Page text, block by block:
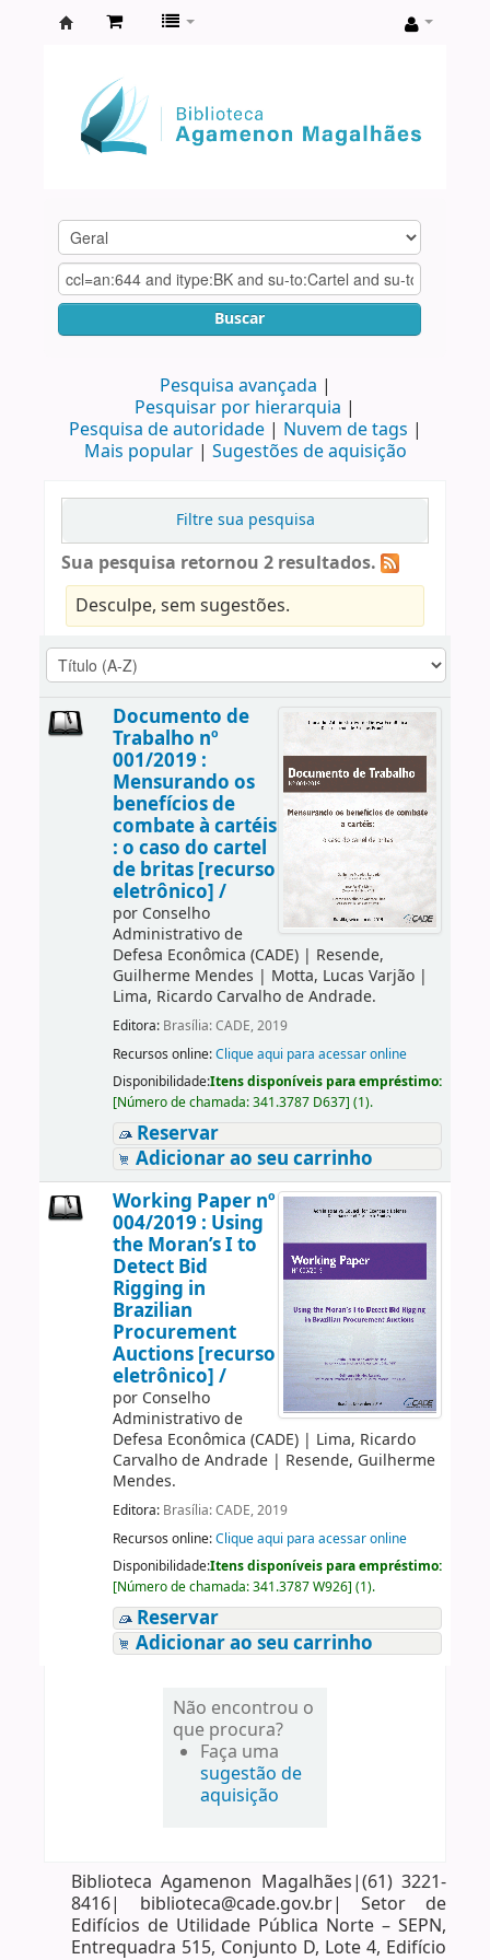
Agamenon
Magalhães
Buscar
Pesquisa avançada
Pesquisar por hierarquia
Pesquisa de autoridade
Nuvem de tags
Mais popular
Sugestões de aquisição
Filtre sua pesquisa
Sua pesquisa retornou 2 resultados.
Desculpe, sem sugestões.
Documento de
Trabalho nº
001/2019 :
Mensurando os
benefícios de
combate à cartéis
: o caso do cartel
de britas [recurso
eletrônico] /
por Conselho
Administrativo de
Defesa Econômica (CADE)| Resende,
Guilherme Mendes | Motta, Lucas Varjão|
Lima, Ricardo Carvalho de Andrade.
Editora: Brasília: CADE, 2019
Recursos online:Clique aqui para acessar online
Disponibilidade:Itens disponíveis para empréstimo:
[Número de chamada:341.3787 D637] (1).
Reservar
Adicionar ao seu carrinho
Working Paper nº
004/2019 : Using
the Moran’s I to
Detect Bid
Rigging in
Brazilian
Procurement
Auctions [recurso
eletrônico] /
por Conselho
Administrativo de
Defesa Econômica (CADE)| Lima, Ricardo
Carvalho de Andrade| Resende, Guilherme
Mendes.
Editora: Brasília: CADE, 2019
Recursos online:Clique aqui para acessar online
Disponibilidade:Itens disponíveis para empréstimo:
[Número de chamada:341.3787 W926] (1).
Reservar
Adicionar ao seu carrinho
Não encontrou o
que procura?
Faça uma
sugestão de
aquisição
Biblioteca Agamenon Magalhães|(61) 3221-
8416| biblioteca@cade.gov.br| Setor de
Edifícios de Utilidade Pública Norte – SEPN,
Entrequadra 515, Conjunto D, Lote 4, Edifício